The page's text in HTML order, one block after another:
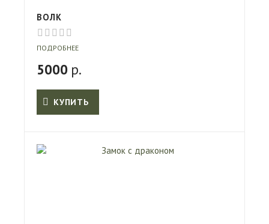
ВОЛК
ПОДРОБНЕЕ
5000 р.
КУПИТЬ